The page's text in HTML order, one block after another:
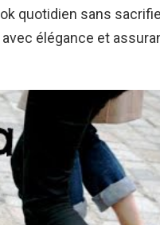
quotidien sans
élégance et